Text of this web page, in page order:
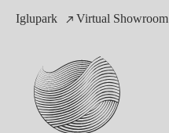
Iglupark Virtual Showroom